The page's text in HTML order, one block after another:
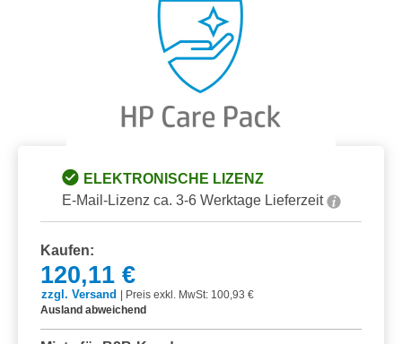
ELEKTRONISCHE LIZENZ
E-Mail-Lizenz ca. 3-6 Werktage Lieferzeit
Kaufen:
120,11 €
zzgl. Versand
Preis exkl. MwSt: 100,93 €
Ausland abweichend